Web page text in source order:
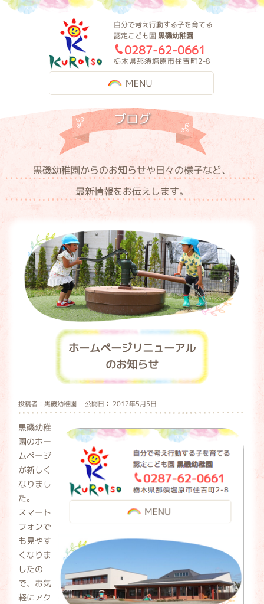
黒磯幼稚園
自分で考え行動する子を育てる
認定こども園黒磯幼稚園
0287-62-0661
栃木県那須塩原市住吉町2-8
ブログ
黒磯幼稚園からのお知らせや日々の様子など、
最新情報をお伝えします。
ホームページリニューアル
のお知らせ
投稿者：黒磯幼稚園 公開日： 2017年5月5日
黒磯幼稚
園のホー
ムページ
が新しく
なりまし
た。
スマート
フォンで
も見やす
くなりま
したの
で、お気
軽にアク